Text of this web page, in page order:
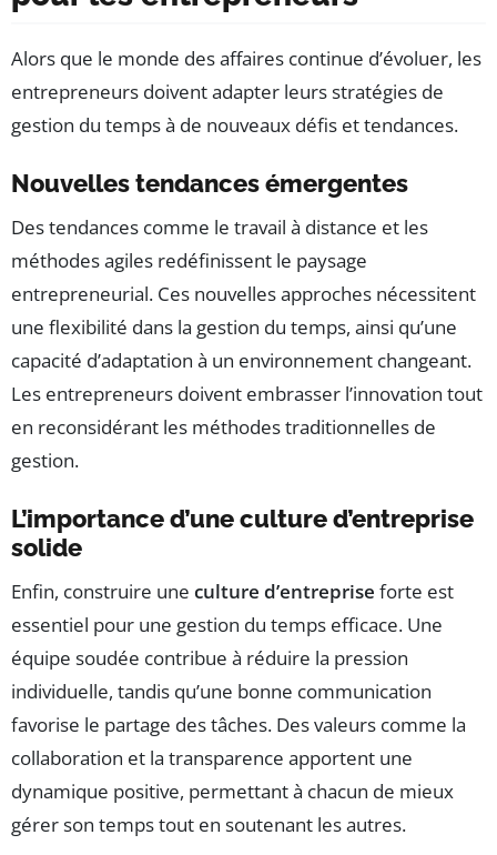
Alors que le monde des affaires continue d’évoluer, les
entrepreneurs doivent adapter leurs stratégies de
gestion du temps à de nouveaux défis et tendances.
Nouvelles tendances émergentes
Des tendances comme le travail à distance et les
méthodes agiles redéfinissent le paysage
entrepreneurial. Ces nouvelles approches nécessitent
une flexibilité dans la gestion du temps, ainsi qu’une
capacité d’adaptation à un environnement changeant.
Les entrepreneurs doivent embrasser l’innovation tout
en reconsidérant les méthodes traditionnelles de
gestion.
L’importance d’une culture d’entreprise
solide
Enfin, construire une culture d’entreprise forte est
essentiel pour une gestion du temps efficace. Une
équipe soudée contribue à réduire la pression
individuelle, tandis qu’une bonne communication
favorise le partage des tâches. Des valeurs comme la
collaboration et la transparence apportent une
dynamique positive, permettant à chacun de mieux
gérer son temps tout en soutenant les autres.